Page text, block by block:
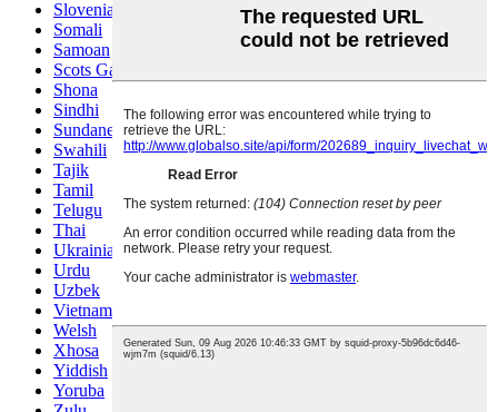
Slovenian
Somali
Samoan
Scots Gaelic
Shona
Sindhi
Sundanese
Swahili
Tajik
Tamil
Telugu
Thai
Ukrainian
Urdu
Uzbek
Vietnamese
Welsh
Xhosa
Yiddish
Yoruba